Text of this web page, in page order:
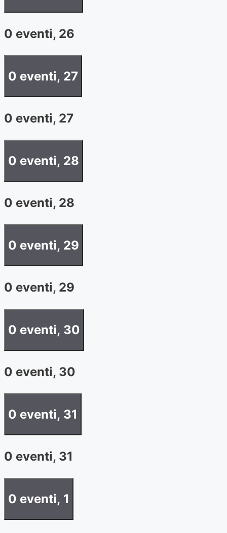
0 eventi, 26
0 eventi, 27
0 eventi, 27
0 eventi, 28
0 eventi, 28
0 eventi, 29
0 eventi, 29
0 eventi, 30
0 eventi, 30
0 eventi, 31
0 eventi, 31
0 eventi, 1